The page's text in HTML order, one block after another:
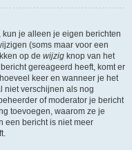
je alleen je eigen berichten
(soms maar voor een
op de wijzig knop van het
gereageerd heeft, komt er
keer en wanneer je het
niet verschijnen als nog
of moderator je bericht
toevoegen, waarom ze je
een bericht is niet meer